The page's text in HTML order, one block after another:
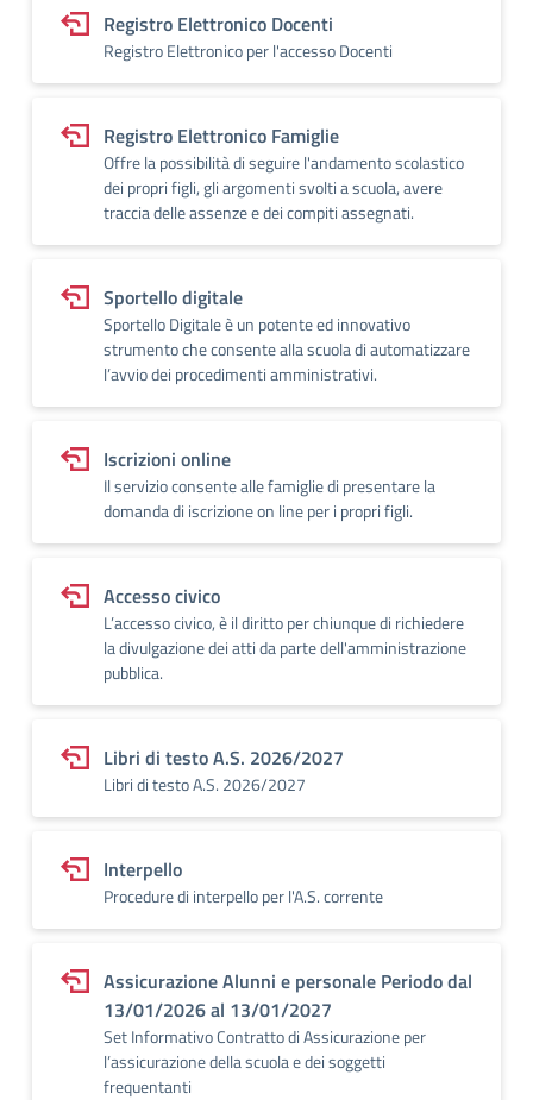
Registro Elettronico Docenti
Registro Elettronico per l'accesso Docenti
Registro Elettronico Famiglie
Offre la possibilità di seguire l'andamento scolastico
dei propri figli, gli argomenti svolti a scuola, avere
traccia delle assenze e dei compiti assegnati.
Sportello digitale
Sportello Digitale è un potente ed innovativo
strumento che consente alla scuola di automatizzare
l’avvio dei procedimenti amministrativi.
Iscrizioni online
Il servizio consente alle famiglie di presentare la
domanda di iscrizione on line per i propri figli.
Accesso civico
L’accesso civico, è il diritto per chiunque di richiedere
la divulgazione dei atti da parte dell'amministrazione
pubblica.
Libri di testo A.S. 2026/2027
Libri di testo A.S. 2026/2027
Interpello
Procedure di interpello per l'A.S. corrente
Assicurazione Alunni e personale Periodo dal
13/01/2026 al 13/01/2027
Set Informativo Contratto di Assicurazione per
l’assicurazione della scuola e dei soggetti
frequentanti